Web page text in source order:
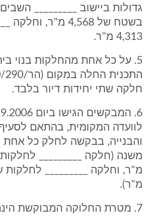
גדולות ביישוב _________
בשטח של 4,568 מ"ר,
4,313 מ"ר.
5. על כל אחת מהחלקות בנוי
חלקה שתי יחידות דיור בלבד.
והבנייה, בבקשה לחלק כל
מ"ר).
7. מטרת החלוקה המבוקשת